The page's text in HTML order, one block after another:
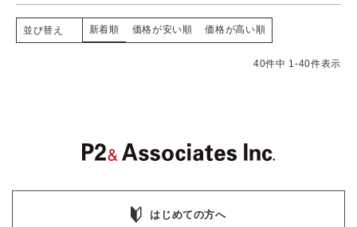
並び替え 新着順 価格が安い順 価格が高い順
40件中 1-40件表示
はじめての方へ